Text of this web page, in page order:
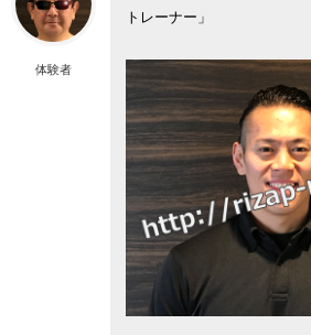
体験者
トレーナー」